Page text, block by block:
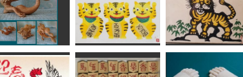
天狗
こばこば
二頭身のぽっちゃり
した猫さん
藤枝駆男
大日如来
まあちゃん